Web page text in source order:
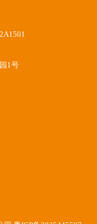
1号